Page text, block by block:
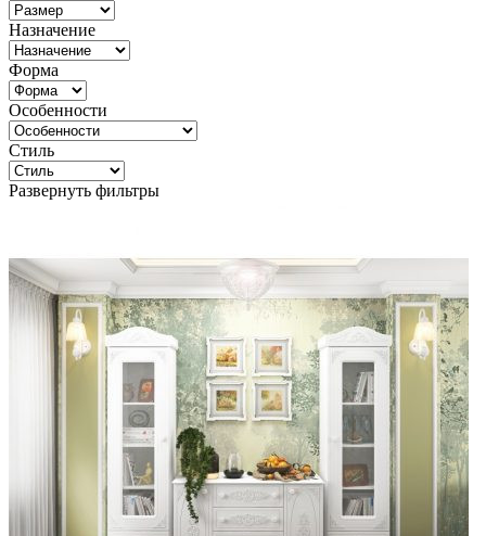
Назначение
Форма
Особенности
Стиль
Развернуть фильтры